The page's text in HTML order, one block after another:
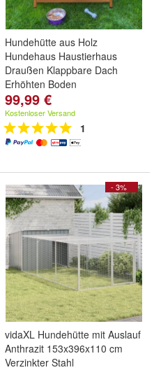
Hundehütte aus Holz
Hundehaus Haustierhaus
Draußen Klappbare Dach
Erhöhten Boden
99,99 €
Kostenloser Versand
1
- 3%
vidaXL Hundehütte mit Auslauf
Anthrazit 153x396x110 cm
Verzinkter Stahl